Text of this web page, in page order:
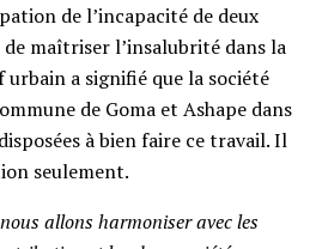
de l’incapacité de deux
de maîtriser l’insalubrité dans la
urbain a signifié que la société
de Goma et Ashape dans
à bien faire ce travail. Il
seulement.
allons harmoniser avec les